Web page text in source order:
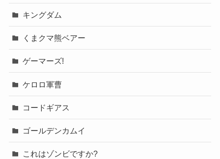
キングダム
くまクマ熊ベアー
ゲーマーズ!
ケロロ軍曹
コードギアス
ゴールデンカムイ
これはゾンビですか?